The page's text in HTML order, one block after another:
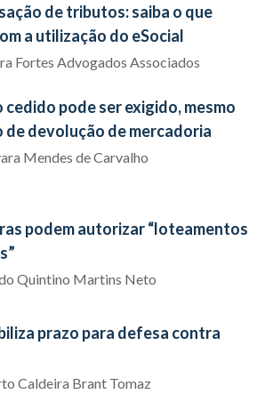
de tributos: saiba o que
a utilização do eSocial
Fortes Advogados Associados
cedido pode ser exigido, mesmo
de devolução de mercadoria
Mendes de Carvalho
podem autorizar “loteamentos
Quintino Martins Neto
prazo para defesa contra
Caldeira Brant Tomaz